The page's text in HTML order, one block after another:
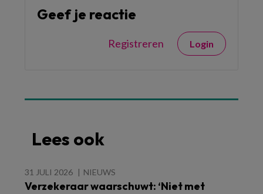
Geef je reactie
Registreren Login
Lees ook
31 JULI 2026 NIEUWS
Verzekeraar waarschuwt: ‘Niet met